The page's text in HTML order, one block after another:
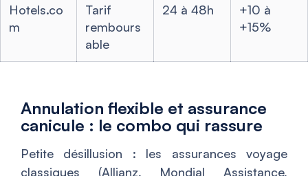
Hotels.co
m
Tarif
rembours
able
24 à 48h
+10 à
+15%
Annulation flexible et assurance
canicule : le combo qui rassure
Petite désillusion : les assurances voyage
classiques (Allianz, Mondial Assistance,